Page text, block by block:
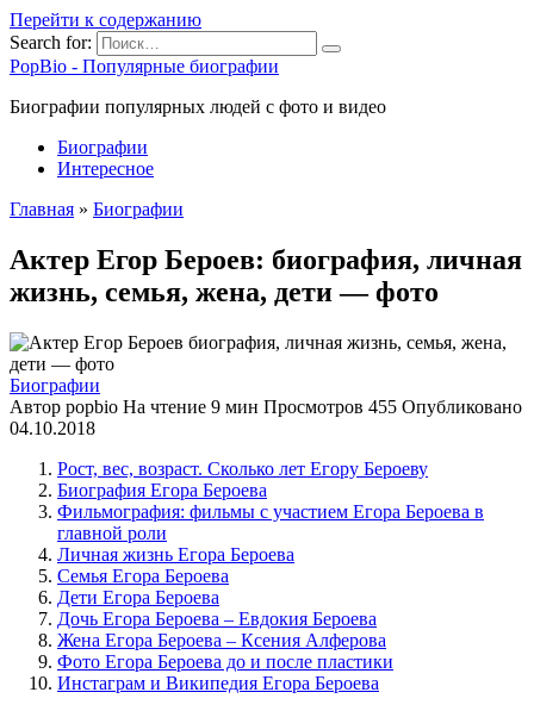
Перейти к содержанию
Search for:
PopBio - Популярные биографии
Биографии популярных людей с фото и видео
Биографии
Интересное
Главная » Биографии
Актер Егор Бероев: биография, личная
жизнь, семья, жена, дети — фото
Биографии
Автор popbio На чтение 9 мин Просмотров 455 Опубликовано
04.10.2018
Рост, вес, возраст. Сколько лет Егору Бероеву
Биография Егора Бероева
Фильмография: фильмы с участием Егора Бероева в
главной роли
Личная жизнь Егора Бероева
Семья Егора Бероева
Дети Егора Бероева
Дочь Егора Бероева – Евдокия Бероева
Жена Егора Бероева – Ксения Алферова
Фото Егора Бероева до и после пластики
Инстаграм и Википедия Егора Бероева